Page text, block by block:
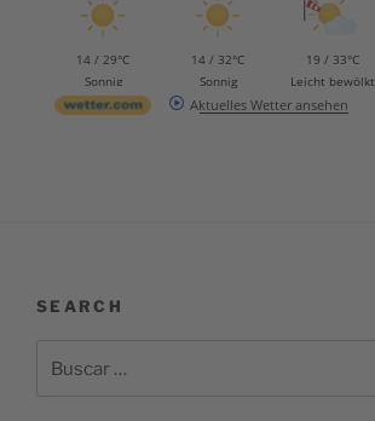
14 / 29°C
Sonnig
14 / 32°C
Sonnig
19 / 33°C
Leicht bewölkt
Aktuelles Wetter ansehen
SEARCH
por: